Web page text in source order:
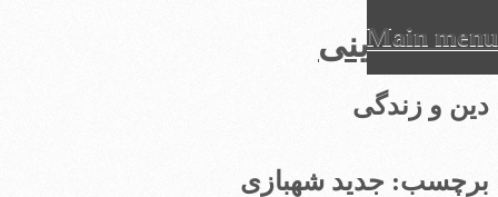
عرفان دینی
دین و زندگی
Main menu
to
content
برچسب: جدید شهبازی